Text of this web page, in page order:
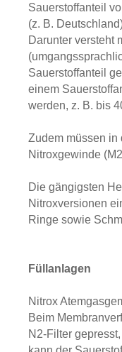
Sauerstoffanteil
(z. B.
Darunter versteht
Sauerstoffanteil
einem
werden, z. B. bis
Zudem müssen in
Nitroxgewinde
Die gängigsten
Nitroxversionen
Ringe sowie
Füllanlagen
Nitrox
Beim
N2-Filter